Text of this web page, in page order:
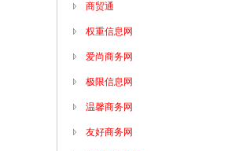
商贸通
权重信息网
爱尚商务网
极限信息网
温馨商务网
友好商务网